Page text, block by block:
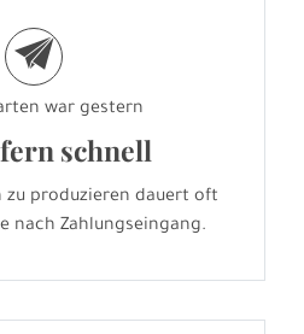
e
war gestern
schnell
zu produzieren dauert oft
nach Zahlungseingang.